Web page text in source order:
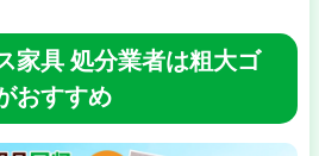
家具 処分業者は粗大ゴ
おすすめ